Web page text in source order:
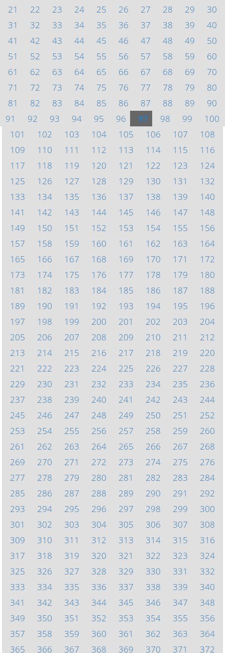
21
22 23 24 25 26 27 28 29
30
31
32 33 34 35 36 37 38 39
40
41
42 43 44 45 46 47 48 49
50
51
52 53 54 55 56 57 58 59
60
61
62 63 64 65 66 67 68 69
70
71
72 73 74 75 76 77 78 79
80
81
82 83 84 85 86 87 88 89
90
91
92 93 94 95 96 97 98 99
100
101
102 103 104 105 106 107
108
109
110 111 112 113 114 115
116
117
118 119 120 121 122 123
124
125
126 127 128 129 130 131
132
133
134 135 136 137 138 139
140
141
142 143 144 145 146 147
148
149
150 151 152 153 154 155
156
157
158 159 160 161 162 163
164
165
166 167 168 169 170 171
172
173
174 175 176 177 178 179
180
181
182 183 184 185 186 187
188
189
190 191 192 193 194 195
196
197
198 199 200 201 202 203
204
205
206 207 208 209 210 211
212
213
214 215 216 217 218 219
220
221
222 223 224 225 226 227
228
229
230 231 232 233 234 235
236
237
238 239 240 241 242 243
244
245
246 247 248 249 250 251
252
253
254 255 256 257 258 259
260
261
262 263 264 265 266 267
268
269
270 271 272 273 274 275
276
277
278 279 280 281 282 283
284
285
286 287 288 289 290 291
292
293
294 295 296 297 298 299
300
301
302 303 304 305 306 307
308
309
310 311 312 313 314 315
316
317
318 319 320 321 322 323
324
325
326 327 328 329 330 331
332
333
334 335 336 337 338 339
340
341
342 343 344 345 346 347
348
349
350 351 352 353 354 355
356
357
358 359 360 361 362 363
364
365
366 367 368 369 370 371 372